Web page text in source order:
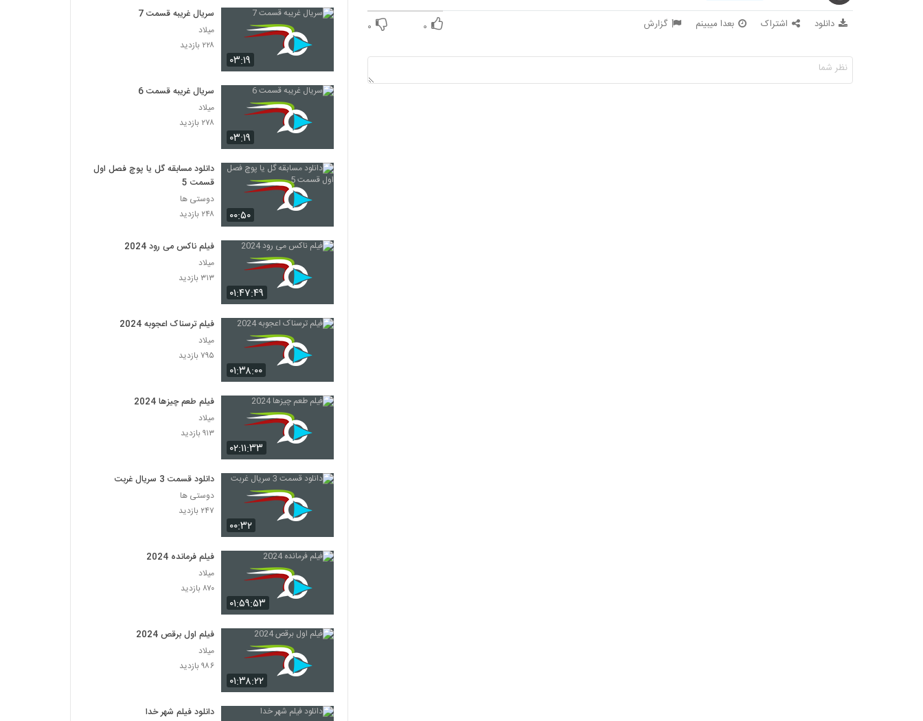
دانلود اشتراک بعدا میبینم گزارش ۰ ۰
۰۳:۱۹
سریال غریبه قسمت 7
میلاد
۲۲۸ بازدید
۰۳:۱۹
سریال غریبه قسمت 6
میلاد
۲۷۸ بازدید
۰۰:۵۰
دانلود مسابقه گل یا پوچ فصل اول
قسمت 5
دوستی ها
۲۴۸ بازدید
۰۱:۴۷:۴۹
فیلم ناکس می رود 2024
میلاد
۳۱۳ بازدید
۰۱:۳۸:۰۰
فیلم ترسناک اعجوبه 2024
میلاد
۷۹۵ بازدید
۰۲:۱۱:۳۳
فیلم طعم چیزها 2024
میلاد
۹۱۳ بازدید
۰۰:۳۲
دانلود قسمت 3 سریال غربت
دوستی ها
۲۴۷ بازدید
۰۱:۵۹:۵۳
فیلم فرمانده 2024
میلاد
۸۷۰ بازدید
۰۱:۳۸:۲۲
فیلم اول برقص 2024
میلاد
۹۸۶ بازدید
دانلود فیلم شهر خدا